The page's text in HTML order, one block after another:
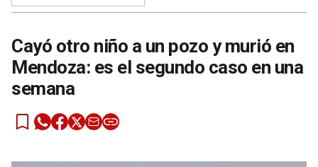
Cayó otro niño a un pozo y murió en
Mendoza: es el segundo caso en una
semana